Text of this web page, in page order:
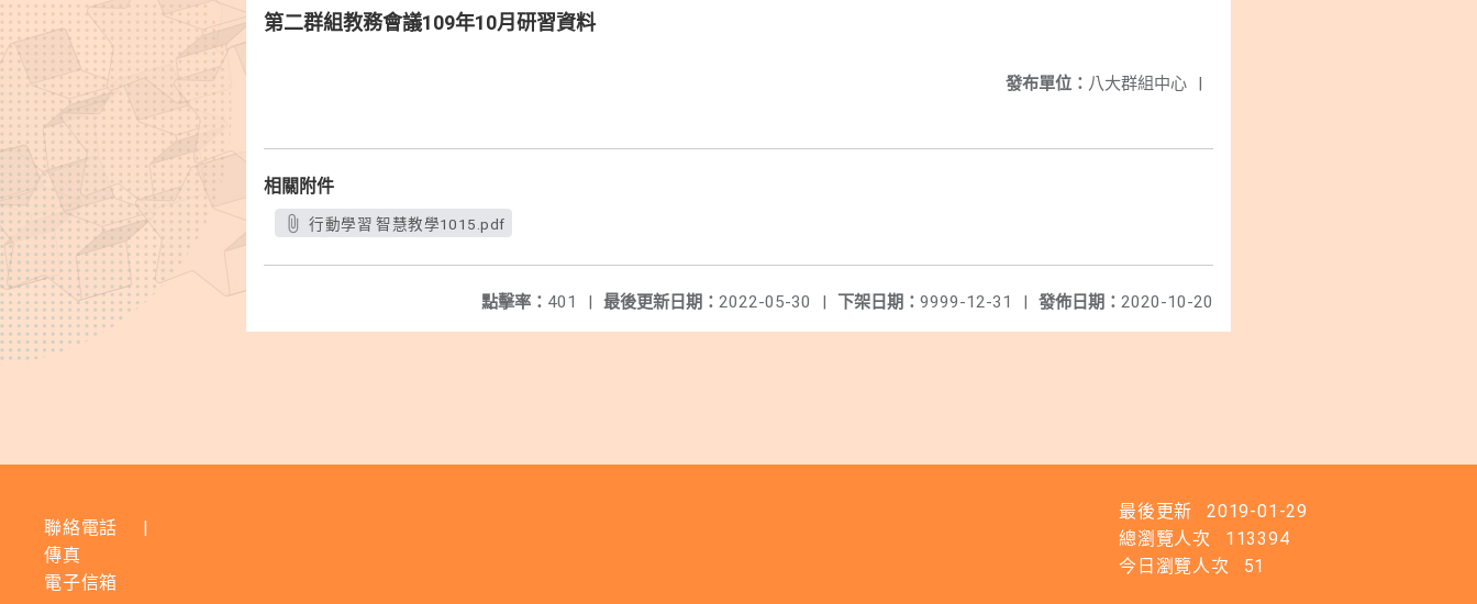
第二群組教務會議109年10月研習資料
發布單位： 八大群組中心 |
相關附件
行動學習 智慧教學1015.pdf
發佈日期： 2020-10-20
下架日期： 9999-12-31 |
最後更新日期： 2022-05-30 |
點擊率： 401 |
聯絡電話
|
傳真
電子信箱
最後更新
2019-01-29
總瀏覽人次
113394
今日瀏覽人次
51